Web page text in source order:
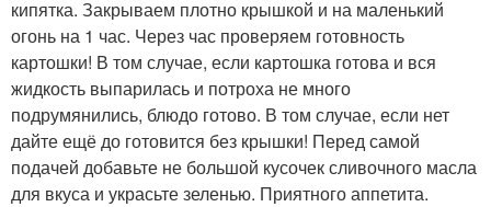
кипятка. Закрываем плотно крышкой и на маленький
огонь на 1 час. Через час проверяем готовность
картошки! В том случае, если картошка готова и вся
жидкость выпарилась и потроха не много
подрумянились, блюдо готово. В том случае, если нет
дайте ещё до готовится без крышки! Перед самой
подачей добавьте не большой кусочек сливочного масла
для вкуса и украсьте зеленью. Приятного аппетита.